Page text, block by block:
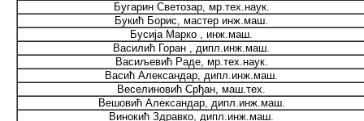
Бугарин Светозар, мр.тех.наук.
Букић Борис, мастер инж.маш.
Бусија Марко , инж.маш.
Василић Горан , дипл.инж.маш.
Васиљевић Раде, мр.тех.наук.
Васић Александар, дипл.инж.маш.
Веселиновић Срђан, маш.тех.
Вешовић Александар, дипл.инж.маш.
Винокић Здравко, дипл.инж.маш.